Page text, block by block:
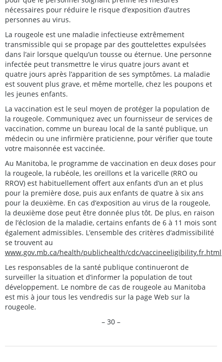
nécessaires pour réduire le risque d’exposition d’autres
personnes au virus.
La rougeole est une maladie infectieuse extrêmement
transmissible qui se propage par des gouttelettes expulsées
dans l’air lorsque quelqu’un tousse ou éternue. Une personne
infectée peut transmettre le virus quatre jours avant et
quatre jours après l’apparition de ses symptômes. La maladie
est souvent plus grave, et même mortelle, chez les poupons et
les jeunes enfants.
La vaccination est le seul moyen de protéger la population de
la rougeole. Communiquez avec un fournisseur de services de
vaccination, comme un bureau local de la santé publique, un
médecin ou une infirmière praticienne, pour vérifier que toute
votre maisonnée est vaccinée.
Au Manitoba, le programme de vaccination en deux doses pour
la rougeole, la rubéole, les oreillons et la varicelle (RRO ou
RROV) est habituellement offert aux enfants d’un an et plus
pour la première dose, puis aux enfants de quatre à six ans
pour la deuxième. En cas d’exposition au virus de la rougeole,
la deuxième dose peut être donnée plus tôt. De plus, en raison
de l’éclosion de la maladie, certains enfants de 6 à 11 mois sont
également admissibles. L’ensemble des critères d’admissibilité
se trouvent au
www.gov.mb.ca/health/publichealth/cdc/vaccineeligibility.fr.html
Les responsables de la santé publique continueront de
surveiller la situation et d’informer la population de tout
développement. Le nombre de cas de rougeole au Manitoba
est mis à jour tous les vendredis sur la page Web sur la
rougeole.
– 30 –